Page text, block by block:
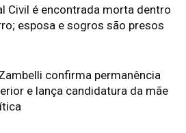
Civil é encontrada morta dentro
esposa e sogros são presos
confirma permanência
e lança candidatura da mãe